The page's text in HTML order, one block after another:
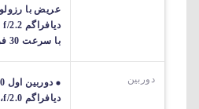
با سرعت 30 فریم بر ثانیه
دوربین